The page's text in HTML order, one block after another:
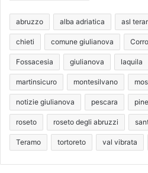
abruzzo alba adriatica asl
chieti comune giulianova
Fossacesia giulianova laquila
martinsicuro montesilvano
notizie giulianova pescara
roseto roseto degli abruzzi
Teramo tortoreto val vibrata